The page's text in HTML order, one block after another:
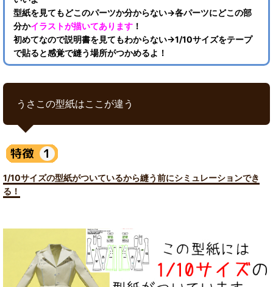
型紙を見てもどこのパーツか分からない→各パーツにどこの部
分かイラストが描いてあります ！
初めてなので説明書を見てもわからない→1/10サイズをテープ
で貼ると感覚で縫う場所がつかめるよ！
うさこの型紙はここが違う
1/10サイズの型紙がついているから縫う前にシミュレーションでき
る！